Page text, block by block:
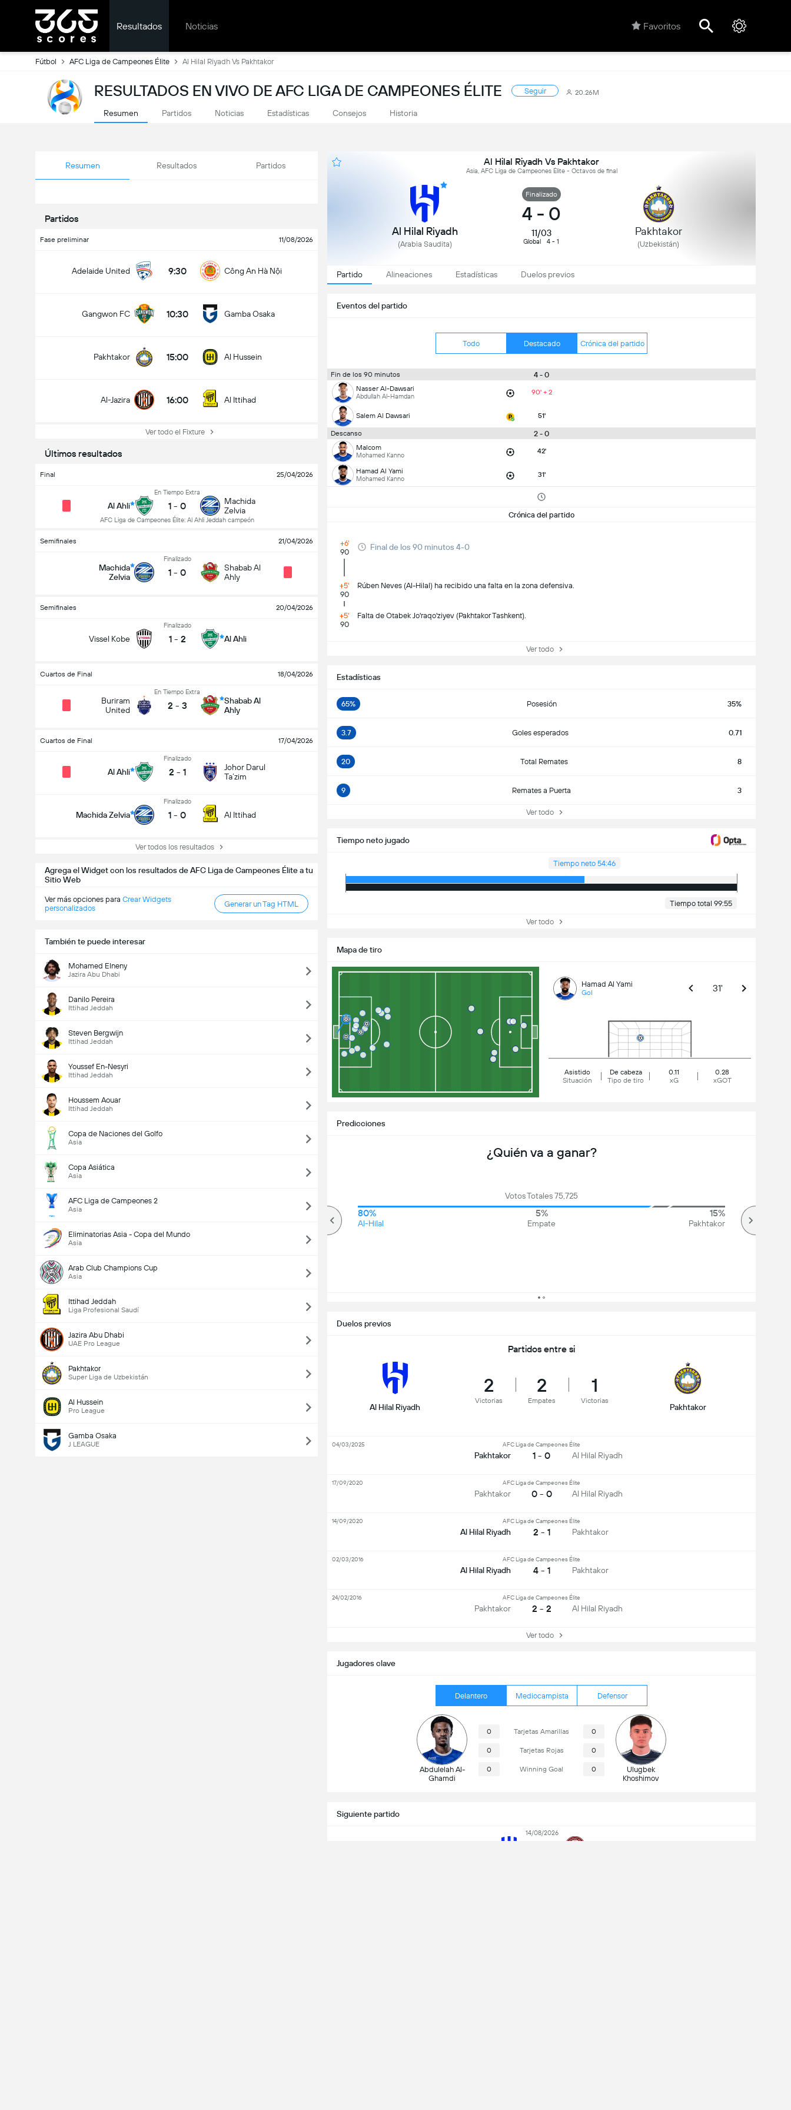
Resultados Noticias Favoritos
Fútbol AFC Liga de Campeones Élite Al Hilal Riyadh Vs Pakhtakor
RESULTADOS EN VIVO DE AFC LIGA DE CAMPEONES ÉLITE Seguir 20.26M
Resumen Partidos Noticias Estadísticas Consejos Historia
Resumen Resultados Partidos
Partidos
Fase preliminar 11/08/2026
Adelaide United 9:30 Công An Hà Nội
Gangwon FC 10:30 Gamba Osaka
Pakhtakor 15:00 Al Hussein
Al-Jazira 16:00 Al Ittihad
Ver todo el Fixture
Últimos resultados
Final 25/04/2026
Al Ahli
En Tiempo Extra
1 - 0
AFC Liga de Campeones Élite: Al Ahli Jeddah campeón
Machida
Zelvia
Semifinales 21/04/2026
Machida
Zelvia
Finalizado
1 - 0
Shabab Al
Ahly
Semifinales 20/04/2026
Vissel Kobe
Finalizado
1 - 2 Al Ahli
Cuartos de Final 18/04/2026
Buriram
United
En Tiempo Extra
2 - 3
Shabab Al
Ahly
Cuartos de Final 17/04/2026
Al Ahli
Finalizado
2 - 1
Johor Darul
Ta’zim
Machida Zelvia
Finalizado
1 - 0 Al Ittihad
Ver todos los resultados
Agrega el Widget con los resultados de AFC Liga de Campeones Élite a tu
Sitio Web
Ver más opciones para Crear Widgets
personalizados
Generar un Tag HTML
También te puede interesar
Mohamed Elneny
Jazira Abu Dhabi
Danilo Pereira
Ittihad Jeddah
Steven Bergwijn
Ittihad Jeddah
Youssef En-Nesyri
Ittihad Jeddah
Houssem Aouar
Ittihad Jeddah
Copa de Naciones del Golfo
Asia
Copa Asiática
Asia
AFC Liga de Campeones 2
Asia
Eliminatorias Asia - Copa del Mundo
Asia
Arab Club Champions Cup
Asia
Ittihad Jeddah
Liga Profesional Saudí
Jazira Abu Dhabi
UAE Pro League
Pakhtakor
Super Liga de Uzbekistán
Al Hussein
Pro League
Gamba Osaka
J LEAGUE
Al Hilal Riyadh Vs Pakhtakor
Asia, AFC Liga de Campeones Élite - Octavos de final
Al Hilal Riyadh
(Arabia Saudita)
Finalizado
4 - 0
11/03
Global 4 - 1
Pakhtakor
(Uzbekistán)
Partido Alineaciones Estadísticas Duelos previos
Eventos del partido
Todo Destacado Crónica del partido
Fin de los 90 minutos 4 - 0
Nasser Al-Dawsari
Abdullah Al-Hamdan 90' + 2
Salem Al Dawsari 51'
Descanso 2 - 0
Malcom
Mohamed Kanno 42'
Hamad Al Yami
Mohamed Kanno 31'
Crónica del partido
+6'
90
Final de los 90 minutos 4-0
+5'
90
Rúben Neves (Al-Hilal) ha recibido una falta en la zona defensiva.
+5'
90
Falta de Otabek Jo'raqo'ziyev (Pakhtakor Tashkent).
Ver todo
Siguiente partido
14/08/2026
Jugadores clave
Delantero Mediocampista Defensor
Abdulelah Al-
Ghamdi
0 Tarjetas Amarillas 0
0 Tarjetas Rojas 0
0 Winning Goal 0
Ulugbek
Khoshimov
Estadísticas
65% Posesión 35%
3.7 Goles esperados 0.71
20 Total Remates 8
9 Remates a Puerta 3
Ver todo
Tiempo neto jugado
Tiempo neto 54:46
Tiempo total 99:55
Ver todo
Mapa de tiro
Hamad Al Yami
Gol 31'
Asistido
Situación
De cabeza
Tipo de tiro
0.11
xG
0.28
xGOT
Predicciones
¿Quién va a ganar?
Votos Totales 75,725
80%
Al-Hilal
5%
Empate
15%
Pakhtakor
Goles en el partido (2.5)
Duelos previos
Partidos entre si
Al Hilal Riyadh
2
Victorias
2
Empates
1
Victorias
Pakhtakor
Pakhtakor
AFC Liga de Campeones Élite
1 - 0 Al Hilal Riyadh
04/03/2025
Pakhtakor
AFC Liga de Campeones Élite
0 - 0 Al Hilal Riyadh
17/09/2020
Al Hilal Riyadh
AFC Liga de Campeones Élite
2 - 1 Pakhtakor
14/09/2020
Al Hilal Riyadh
AFC Liga de Campeones Élite
4 - 1 Pakhtakor
02/03/2016
Pakhtakor
AFC Liga de Campeones Élite
2 - 2 Al Hilal Riyadh
24/02/2016
Ver todo